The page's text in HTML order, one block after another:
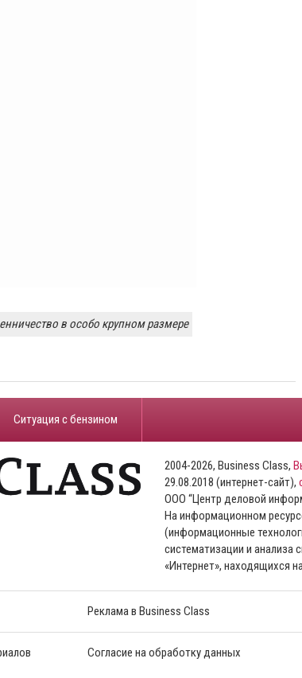
в особо крупном размере
​Ситуация с бензином
2004-2026, Business Class,
29.08.2018 (интернет-сайт),
ООО “Центр деловой
На информационном
(информационные
систематизации и анализа
«Интернет», находящихся
Реклама в Business Class
Согласие на обработку данных